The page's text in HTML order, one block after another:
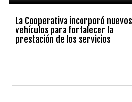
La Cooperativa incorporó nuevos
vehículos para fortalecer la
prestación de los servicios